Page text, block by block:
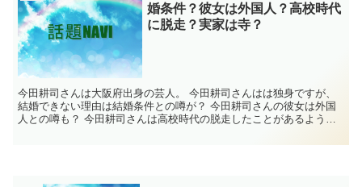
婚条件？彼女は外国人？高校時代
に脱走？実家は寺？
今田耕司さんは大阪府出身の芸人。 今田耕司さんはは独身ですが、
結婚できない理由は結婚条件との噂が？ 今田耕司さんの彼女は外国
人との噂も？ 今田耕司さんは高校時代の脱走したことがあるようで